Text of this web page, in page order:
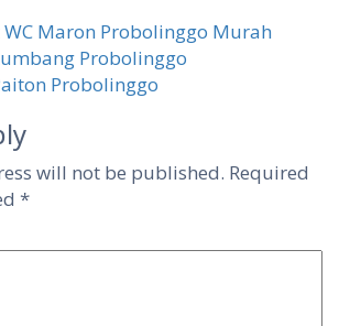
WC Maron Probolinggo Murah
Probolinggo
Probolinggo
will not be published. Required
*